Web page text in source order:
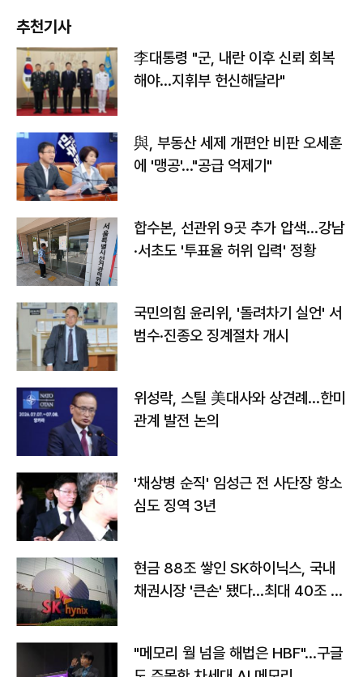
추천기사
李대통령 "군, 내란 이후 신뢰 회복
해야…지휘부 헌신해달라"
與, 부동산 세제 개편안 비판 오세훈
에 '맹공'…"공급 억제기"
합수본, 선관위 9곳 추가 압색…강남
·서초도 '투표율 허위 입력' 정황
국민의힘 윤리위, '돌려차기 실언' 서
범수·진종오 징계절차 개시
위성락, 스틸 美대사와 상견례…한미
관계 발전 논의
'채상병 순직' 임성근 전 사단장 항소
심도 징역 3년
현금 88조 쌓인 SK하이닉스, 국내
채권시장 '큰손' 됐다…최대 40조 투
"메모리 월 넘을 해법은 HBF"…구글